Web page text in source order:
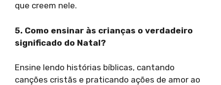
que creem nele.
5. Como ensinar às crianças o verdadeiro
significado do Natal?
Ensine lendo histórias bíblicas, cantando
canções cristãs e praticando ações de amor ao